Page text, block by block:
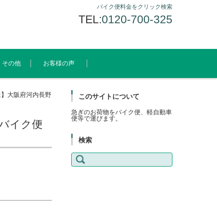
バイク便料金をクリック検索
TEL:0120-700-325
その他 お客様の声
大阪府河内長野
イク便
このサイトについて
急ぎのお荷物をバイク便、軽自動車
便等で運びます。
検索
検
索: